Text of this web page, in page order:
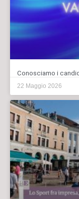
Conosciamo i
22 Maggio 2026